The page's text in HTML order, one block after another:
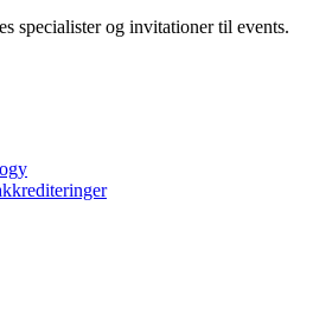
specialister og invitationer til events.